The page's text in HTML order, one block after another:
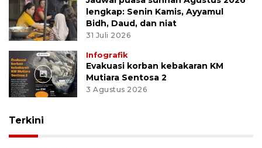
lengkap: Senin Kamis, Ayyamul
Bidh, Daud, dan niat
31 Juli 2026
Infografik
Evakuasi korban kebakaran KM
Mutiara Sentosa 2
3 Agustus 2026
Terkini